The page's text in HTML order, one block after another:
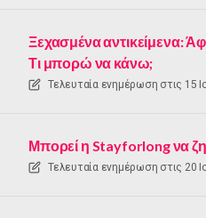
Ξεχασμένα αντικείμενα:
Τι μπορώ να κάνω;
Τελευταία ενημέρωση στις 15
Μπορεί η Stayforlong να
Τελευταία ενημέρωση στις 20